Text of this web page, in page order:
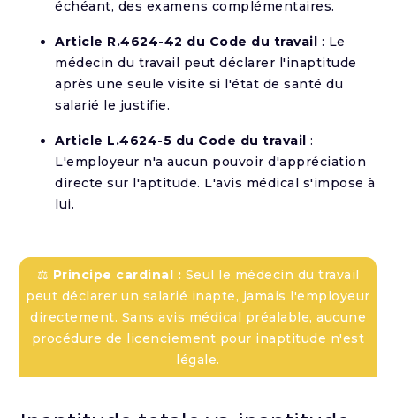
échéant, des examens complémentaires.
Article R.4624-42 du Code du travail : Le
médecin du travail peut déclarer l'inaptitude
après une seule visite si l'état de santé du
salarié le justifie.
Article L.4624-5 du Code du travail :
L'employeur n'a aucun pouvoir d'appréciation
directe sur l'aptitude. L'avis médical s'impose à
lui.
⚖️ Principe cardinal : Seul le médecin du travail
peut déclarer un salarié inapte, jamais l'employeur
directement. Sans avis médical préalable, aucune
procédure de licenciement pour inaptitude n'est
légale.